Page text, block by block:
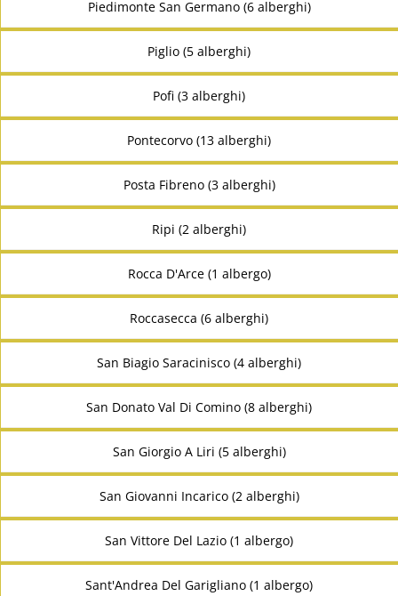
Piedimonte San Germano (6 alberghi)
Piglio (5 alberghi)
Pofi (3 alberghi)
Pontecorvo (13 alberghi)
Posta Fibreno (3 alberghi)
Ripi (2 alberghi)
Rocca D'Arce (1 albergo)
Roccasecca (6 alberghi)
San Biagio Saracinisco (4 alberghi)
San Donato Val Di Comino (8 alberghi)
San Giorgio A Liri (5 alberghi)
San Giovanni Incarico (2 alberghi)
San Vittore Del Lazio (1 albergo)
Sant'Andrea Del Garigliano (1 albergo)